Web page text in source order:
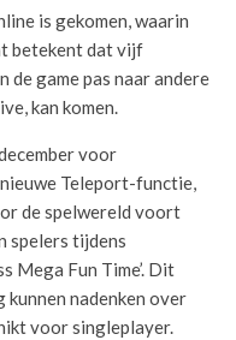
is gekomen, waarin
betekent dat vijf
de game pas naar andere
kan komen.
voor
Teleport-functie,
de spelwereld voort
spelers tijdens
Mega Fun Time’. Dit
nadenken over
voor singleplayer.